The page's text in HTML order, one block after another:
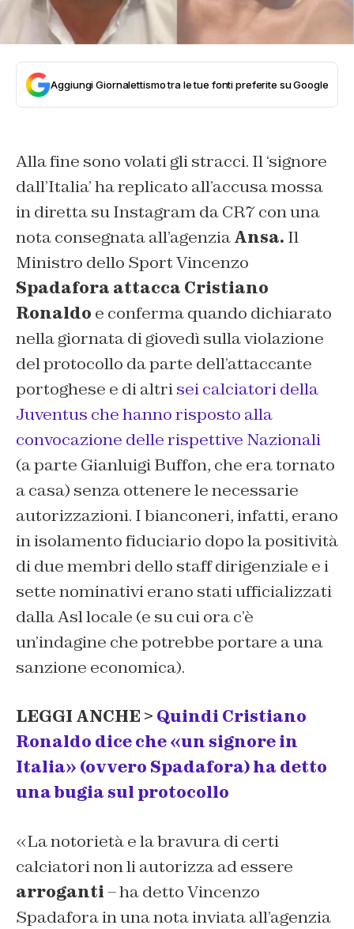
Aggiungi Giornalettismo tra le tue fonti preferite su Google
Alla fine sono volati gli stracci. Il ‘signore
dall’Italia’ ha replicato all’accusa mossa
in diretta su Instagram da CR7 con una
nota consegnata all’agenziaAnsa. Il
Ministro dello Sport Vincenzo
Spadafora attacca Cristiano
Ronaldo e conferma quando dichiarato
nella giornata di giovedì sulla violazione
del protocollo da parte dell’attaccante
portoghese e di altrisei calciatori della
Juventus che hanno risposto alla
convocazione delle rispettive Nazionali
(a parte Gianluigi Buffon, che era tornato
a casa) senza ottenere le necessarie
autorizzazioni. I bianconeri, infatti, erano
in isolamento fiduciario dopo la positività
di due membri dello staff dirigenziale e i
sette nominativi erano stati ufficializzati
dalla Asl locale (e su cui ora c’è
un’indagine che potrebbe portare a una
sanzione economica).
LEGGI ANCHE > Quindi Cristiano
Ronaldo dice che «un signore in
Italia» (ovvero Spadafora) ha detto
una bugia sul protocollo
«La notorietà e la bravura di certi
calciatori non li autorizza ad essere
arroganti– ha detto Vincenzo
Spadafora in una nota inviata all’agenzia